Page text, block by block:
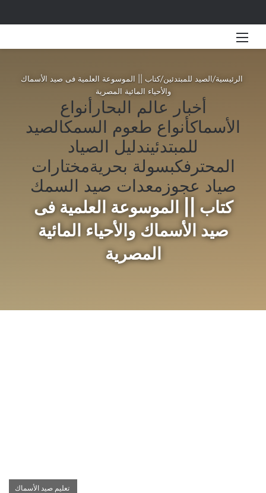
الرئيسية/الصيد للمبتدئين/كتاب || الموسوعة العلمية فى صيد الأسماك
والأحياء المائية المصرية
أخبار عالم البحار أنواع
الأسماكأنواع طعوم السمكالصيد
للمبتدئيندليل الصياد
المحترفكبسولة بحريةمختارات
صياد عجوز معدات صيد السمك
كتاب || الموسوعة العلمية فى
صيد الأسماك والأحياء المائية
المصرية
تعليم صيد الأسماك